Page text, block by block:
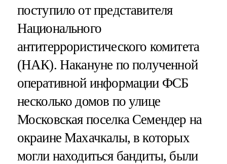
поступило от представителя
Национального
антитеррористического комитета
(НАК). Накануне по полученной
оперативной информации ФСБ
несколько домов по улице
Московская поселка Семендер на
окраине Махачкалы, в которых
могли находиться бандиты, были